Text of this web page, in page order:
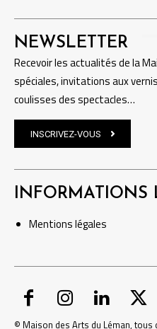
NEWSLETTER
Recevoir les actualités de la
spéciales, invitations aux
coulisses des spectacles…
INSCRIVEZ-VOUS
INFORMATIONS
Mentionslégales
© Maison des Arts du Léman,